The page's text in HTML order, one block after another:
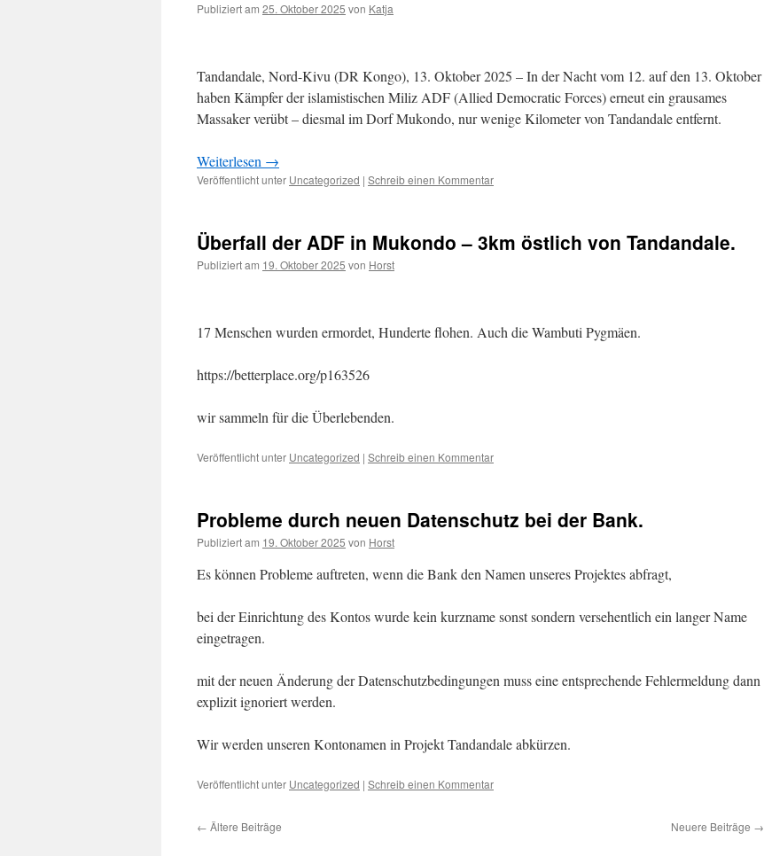
Publiziert am 25. Oktober 2025 von Katja
Tandandale, Nord-Kivu (DR Kongo), 13. Oktober 2025 – In der Nacht vom 12. auf den 13. Oktober
haben Kämpfer der islamistischen Miliz ADF (Allied Democratic Forces) erneut ein grausames
Massaker verübt – diesmal im Dorf Mukondo, nur wenige Kilometer von Tandandale entfernt.
Weiterlesen →
Veröffentlicht unter Uncategorized | Schreib einen Kommentar
Überfall der ADF in Mukondo – 3km östlich von Tandandale.
Publiziert am 19. Oktober 2025 von Horst
17 Menschen wurden ermordet, Hunderte flohen. Auch die Wambuti Pygmäen.
https://betterplace.org/p163526
wir sammeln für die Überlebenden.
Veröffentlicht unter Uncategorized | Schreib einen Kommentar
Probleme durch neuen Datenschutz bei der Bank.
Publiziert am 19. Oktober 2025 von Horst
Es können Probleme auftreten, wenn die Bank den Namen unseres Projektes abfragt,
bei der Einrichtung des Kontos wurde kein kurzname sonst sondern versehentlich ein langer Name
eingetragen.
mit der neuen Änderung der Datenschutzbedingungen muss eine entsprechende Fehlermeldung dann
explizit ignoriert werden.
Wir werden unseren Kontonamen in Projekt Tandandale abkürzen.
Veröffentlicht unter Uncategorized | Schreib einen Kommentar
← Ältere Beiträge Neuere Beiträge →